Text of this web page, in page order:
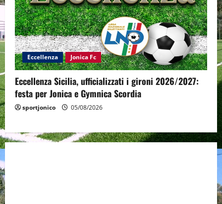
Eccellenza Jonica Fc
Eccellenza Sicilia, ufficializzati i gironi 2026/2027:
festa per Jonica e Gymnica Scordia
sportjonico 05/08/2026